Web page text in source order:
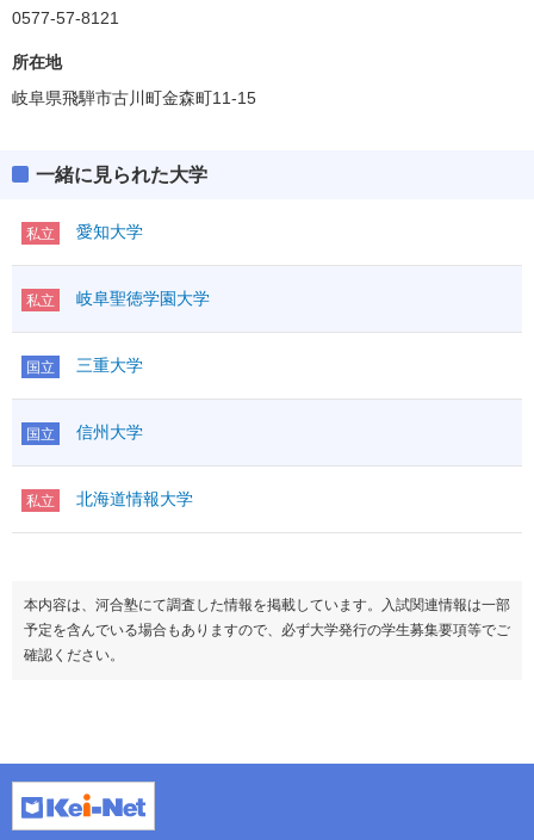
0577-57-8121
所在地
岐阜県飛騨市古川町金森町11-15
一緒に見られた大学
私立 愛知大学
私立 岐阜聖徳学園大学
国立 三重大学
国立 信州大学
私立 北海道情報大学
本内容は、河合塾にて調査した情報を掲載しています。入試関連情報は一部
予定を含んでいる場合もありますので、必ず大学発行の学生募集要項等でご
確認ください。